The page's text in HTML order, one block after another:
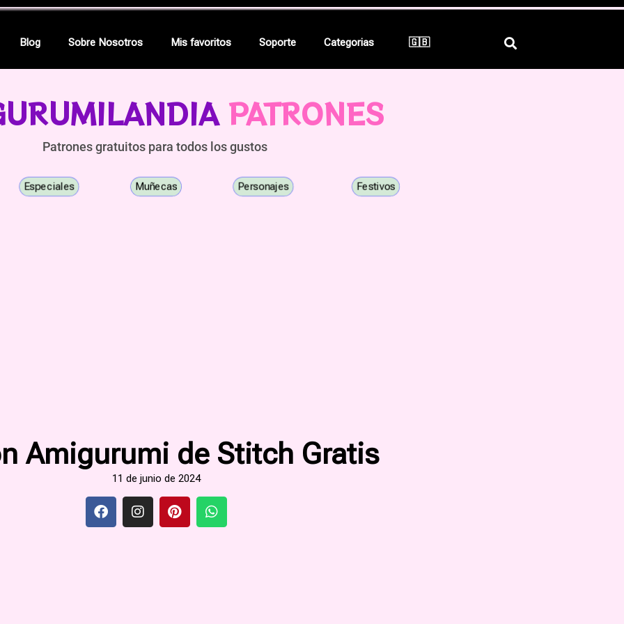
Blog Sobre Nosotros Mis favoritos Soporte Categorias 🇬🇧
PATRONES
Patrones gratuitos para todos los gustos
Especiales Muñecas Personajes Festivos
Amigurumi de Stitch Gratis
11 de junio de 2024